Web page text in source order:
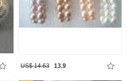
US$ 14.63 13.9